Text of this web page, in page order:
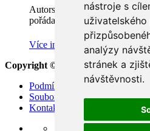
nástroje s
analýzy
stránek a
návštěvnosti.
Autorská prodejní výstava
pořádaná na terase…
Více informací
Copyright © 2024 carniforyou.com
Podmínky použití
Soubory cookie
Kontakt